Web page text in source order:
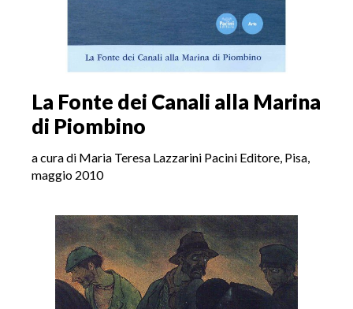
La Fonte dei Canali alla Marina
di Piombino
a cura di Maria Teresa Lazzarini Pacini Editore, Pisa,
maggio 2010